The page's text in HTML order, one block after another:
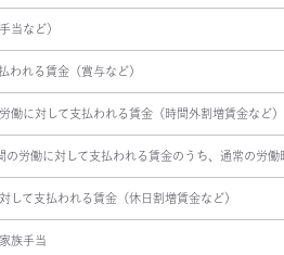
当など）
われる賃金（賞与など）
働に対して支払われる賃金（時間外割増賃金など）
の労働に対して支払われる賃金のうち、通常の労
して支払われる賃金（休日割増賃金など）
族手当